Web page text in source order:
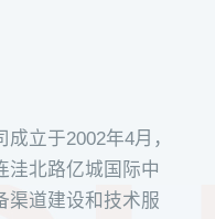
立于2002年4月，
洼北路亿城国际中
渠道建设和技术服